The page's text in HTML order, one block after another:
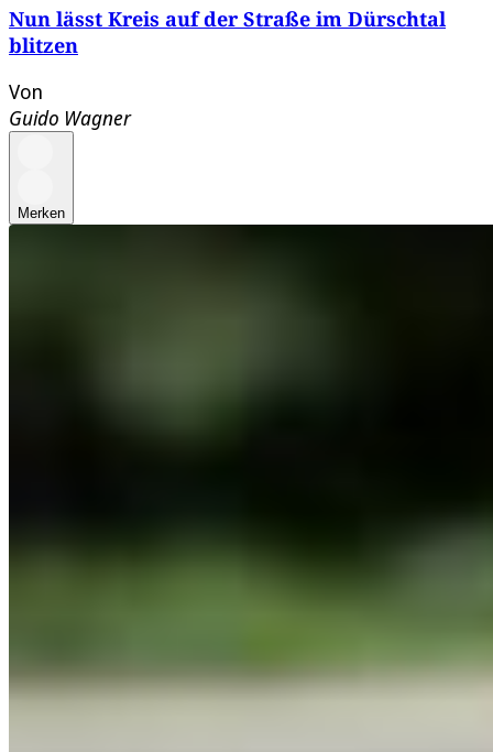
Nun lässt Kreis auf der Straße im Dürschtal
blitzen
Von
Guido Wagner
Merken